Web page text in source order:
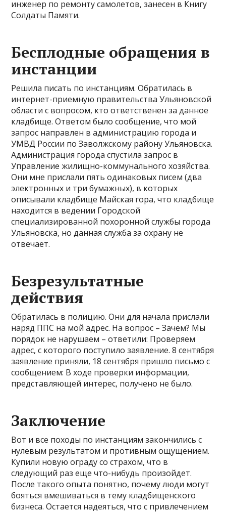
инженер по ремонту самолетов, занесен в Книгу
Солдаты Памяти.
Бесплодные обращения в
инстанции
Решила писать по инстанциям. Обратилась в
интернет-приемную правительства Ульяновской
области с вопросом, кто ответственен за данное
кладбище. Ответом было сообщение, что мой
запрос направлен в администрацию города и
УМВД России по Заволжскому району Ульяновска.
Администрация города спустила запрос в
Управление жилищно-коммунального хозяйства.
Они мне прислали пять одинаковых писем (два
электронных и три бумажных), в которых
описывали кладбище Майская гора, что кладбище
находится в ведении Городской
специализированной похоронной службы города
Ульяновска, но данная служба за охрану не
отвечает.
Безрезультатные
действия
Обратилась в полицию. Они для начала прислали
наряд ППС на мой адрес. На вопрос – Зачем? Мы
порядок не нарушаем – ответили: Проверяем
адрес, с которого поступило заявление. 8 сентября
заявление приняли, 18 сентября пришло письмо с
сообщением: В ходе проверки информации,
представляющей интерес, получено не было.
Заключение
Вот и все походы по инстанциям закончились с
нулевым результатом и противным ощущением.
Купили новую ограду со страхом, что в
следующий раз еще что-нибудь произойдет.
После такого опыта понятно, почему люди могут
бояться вмешиваться в тему кладбищенского
бизнеса. Остается надеяться, что с привлечением